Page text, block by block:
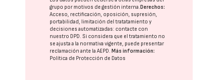
grupo por motivos de gestión interna. Derechos:
Acceso, rectificación, oposición, supresión,
portabilidad, limitación del tratatamiento y
decisiones automatizadas: contacte con
nuestro DPD. Si considera que el tratamiento no
se ajusta a la normativa vigente, puede presentar
reclamación ante laAEPD. Más información:
Política de Protección de Datos